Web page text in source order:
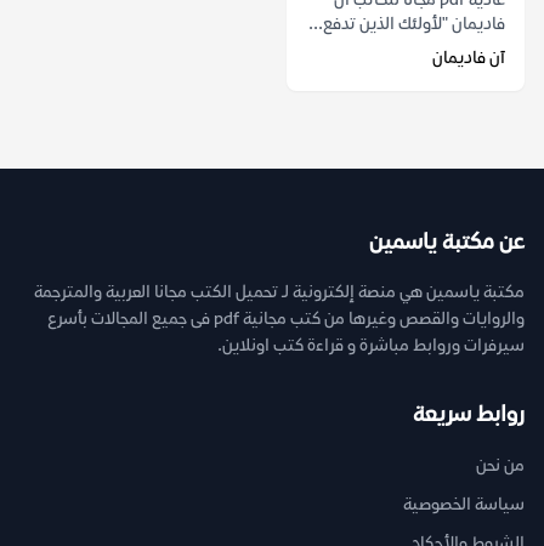
فاديمان "لأولئك الذين تدفع...
آن فاديمان
عن مكتبة ياسمين
مكتبة ياسمين هي منصة إلكترونية لـ تحميل الكتب مجانا العربية والمترجمة
والروايات والقصص وغيرها من كتب مجانية pdf فى جميع المجالات بأسرع
سيرفرات وروابط مباشرة و قراءة كتب اونلاين.
روابط سريعة
من نحن
سياسة الخصوصية